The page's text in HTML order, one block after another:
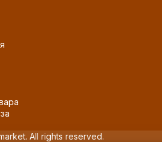
All rights reserved.